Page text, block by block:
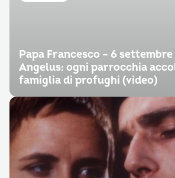
Papa Francesco – 6 settembre
Angelus: ogni parrocchia
famiglia di profughi (video)